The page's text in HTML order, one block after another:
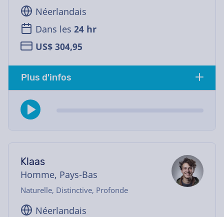
Néerlandais
Dans les 24 hr
US$ 304,95
Plus d'infos
Klaas
Homme, Pays-Bas
Naturelle, Distinctive, Profonde
Néerlandais